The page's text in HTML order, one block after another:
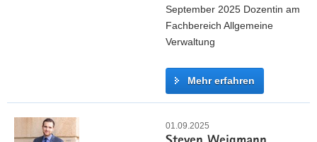
a
b
e
h
i
c
h
September 2025 Dozentin am
Fachbereich Allgemeine
Verwaltung
Mehr erfahren
r
01.09.2025